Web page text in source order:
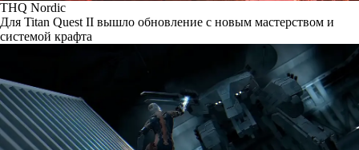
THQ Nordic
Для Titan Quest II вышло обновление с новым мастерством и
системой крафта